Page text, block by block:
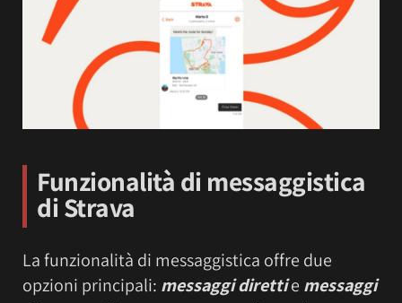
Funzionalità di messaggistica
di Strava
La funzionalità di messaggistica offre due
opzioni principali: messaggi direttie messaggi